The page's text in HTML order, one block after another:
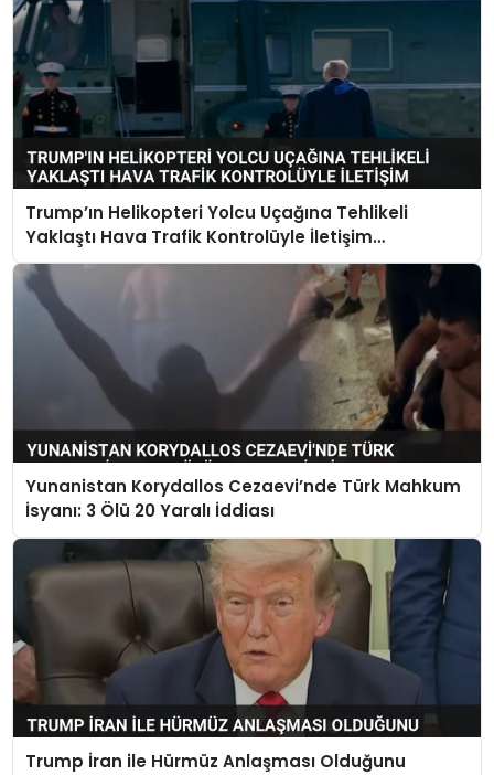
Trump’ın Helikopteri Yolcu Uçağına Tehlikeli
Yaklaştı Hava Trafik Kontrolüyle İletişim
Kurulamadı
Yunanistan Korydallos Cezaevi’nde Türk Mahkum
İsyanı: 3 Ölü 20 Yaralı İddiası
Trump İran ile Hürmüz Anlaşması Olduğunu